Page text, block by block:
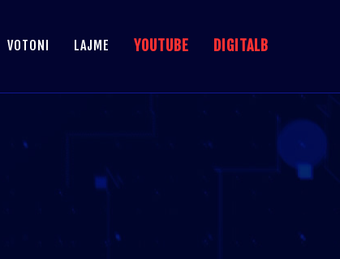
VOTONI LAJME YOUTUBE DIGITALB